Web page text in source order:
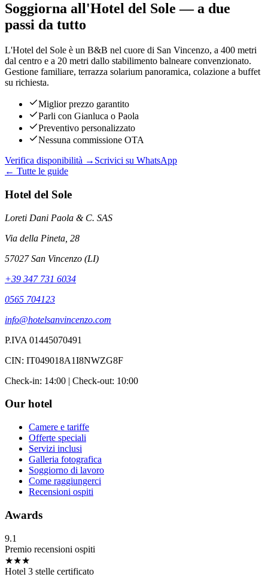
Soggiorna all'Hotel del Sole — a due
passi da tutto
L'Hotel del Sole è un B&B nel cuore di San Vincenzo, a 400 metri
dal centro e a 20 metri dallo stabilimento balneare convenzionato.
Gestione familiare, terrazza solarium panoramica, colazione a buffet
su richiesta.
Miglior prezzo garantito
Parli con Gianluca o Paola
Preventivo personalizzato
Nessuna commissione OTA
Verifica disponibilità → Scrivici su WhatsApp
← Tutte le guide
Hotel del Sole
Loreti Dani Paola & C. SAS
Via della Pineta, 28
57027 San Vincenzo (LI)
+39 347 731 6034
0565 704123
info@hotelsanvincenzo.com
P.IVA 01445070491
CIN: IT049018A1I8NWZG8F
Check-in: 14:00 | Check-out: 10:00
Our hotel
Camere e tariffe
Offerte speciali
Servizi inclusi
Galleria fotografica
Soggiorno di lavoro
Come raggiungerci
Recensioni ospiti
Awards
9.1
Premio recensioni ospiti
★★★
Hotel 3 stelle certificato